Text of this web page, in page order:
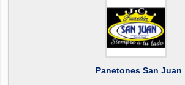
Panetones San Juan